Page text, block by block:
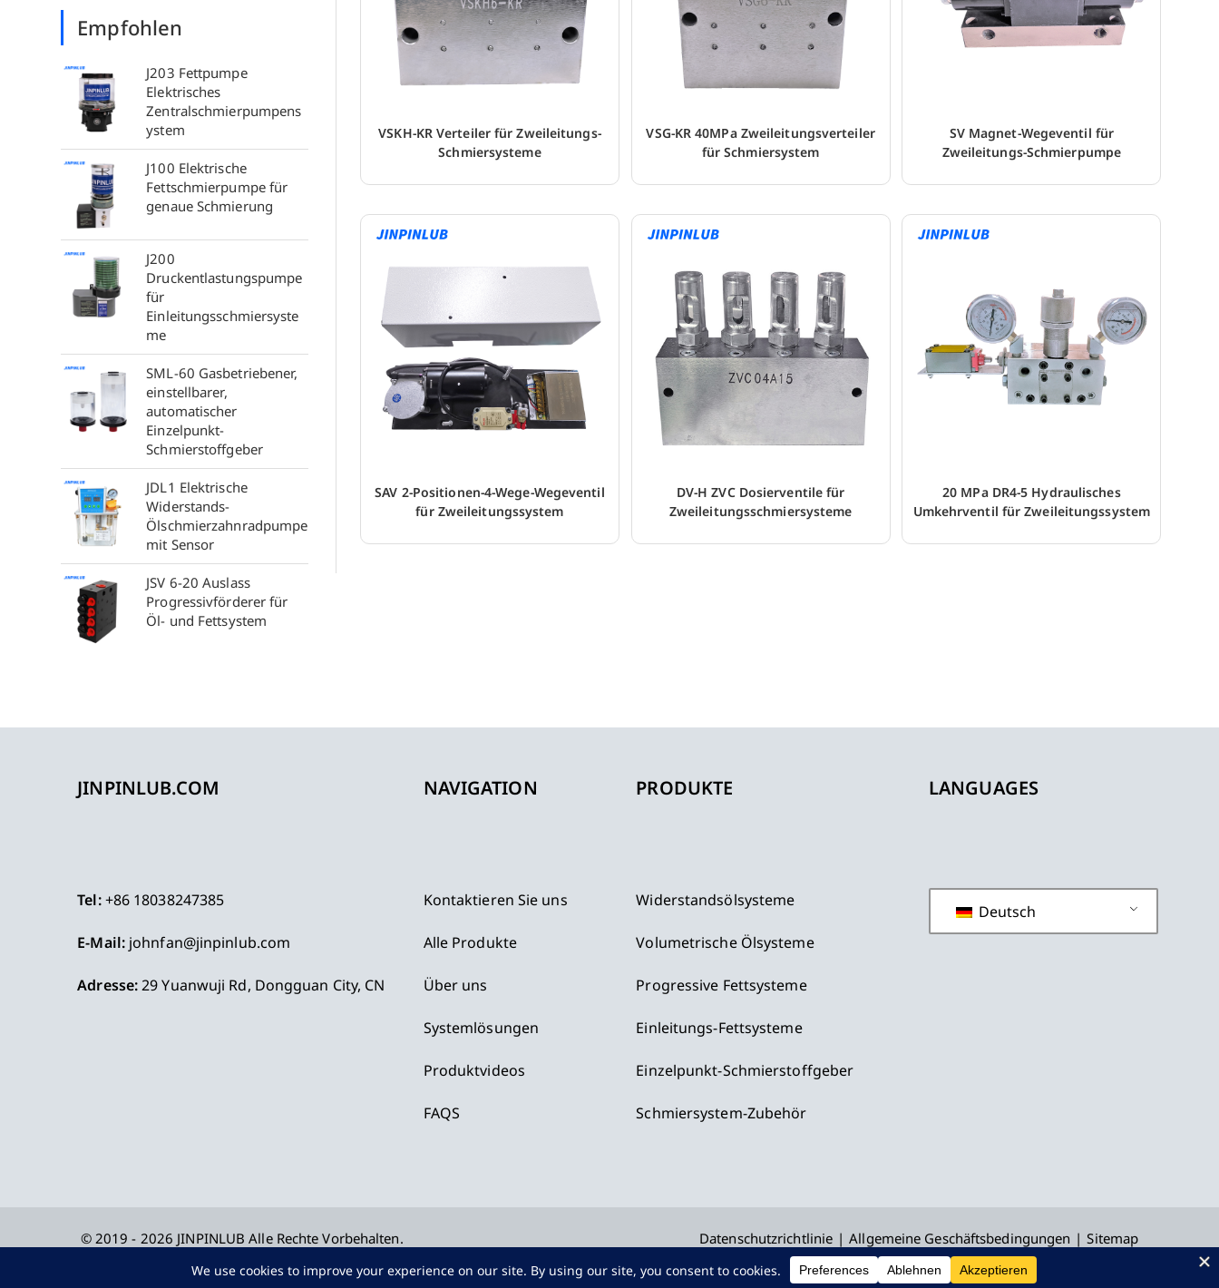
Empfohlen
J203 Fettpumpe
Elektrisches
Zentralschmierpumpens
ystem
J100 Elektrische
Fettschmierpumpe für
genaue Schmierung
J200
Druckentlastungspumpe
für
Einleitungsschmiersyste
me
SML-60 Gasbetriebener,
einstellbarer,
automatischer
Einzelpunkt-
Schmierstoffgeber
JDL1 Elektrische
Widerstands-
Ölschmierzahnradpumpe
mit Sensor
JSV 6-20 Auslass
Progressivförderer für
Öl- und Fettsystem
VSKH-KR Verteiler für Zweileitungs-
Schmiersysteme
VSG-KR 40MPa Zweileitungsverteiler
für Schmiersystem
SV Magnet-Wegeventil für
Zweileitungs-Schmierpumpe
SAV 2-Positionen-4-Wege-Wegeventil
für Zweileitungssystem
DV-H ZVC Dosierventile für
Zweileitungsschmiersysteme
20 MPa DR4-5 Hydraulisches
Umkehrventil für Zweileitungssystem
JINPINLUB.COM
Tel:+86 18038247385
E-Mail: johnfan@jinpinlub.com
Adresse:29 Yuanwuji Rd, Dongguan City, CN
NAVIGATION
Kontaktieren Sie uns
Alle Produkte
Über uns
Systemlösungen
Produktvideos
FAQS
PRODUKTE
Widerstandsölsysteme
Volumetrische Ölsysteme
Progressive Fettsysteme
Einleitungs-Fettsysteme
Einzelpunkt-Schmierstoffgeber
Schmiersystem-Zubehör
LANGUAGES
Deutsch
Datenschutzrichtlinie Allgemeine Geschäftsbedingungen Sitemap
© 2019 - 2026 JINPINLUBAlle Rechte Vorbehalten.